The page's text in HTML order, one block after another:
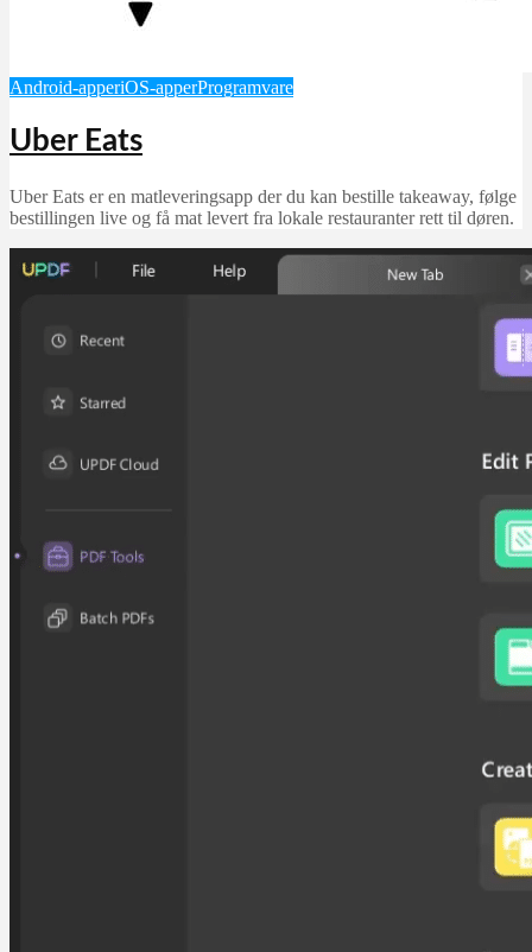
Android-apperiOS-apperProgramvare
Uber Eats
Uber Eats er en matleveringsapp der du kan bestille takeaway, følge
bestillingen live og få mat levert fra lokale restauranter rett til døren.